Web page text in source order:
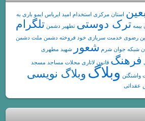
استخدام امید ایرباس ایمو باری به
تطهیر دشمن تلگرام
خود فروخته دشمن ملت دشمن
شعور شهید مطهری
لاتاری محلات مساجد مسجد
وبلاگ نویسی